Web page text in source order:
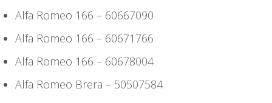
Alfa Romeo 166 – 60667090
Alfa Romeo 166 – 60671766
Alfa Romeo 166 – 60678004
Alfa Romeo Brera – 50507584